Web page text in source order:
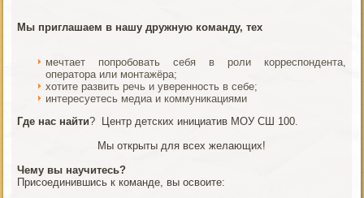
Мы приглашаем в нашу дружную команду, тех
мечтает попробовать себя в роли корреспондента,
оператора или монтажёра;
хотите развить речь и уверенность в себе;
интересуетесь медиа и коммуникациями
Где нас найти? Центр детских инициатив МОУ СШ 100.
Мы открыты для всех желающих!
Чему вы научитесь?
Присоединившись к команде, вы освоите: